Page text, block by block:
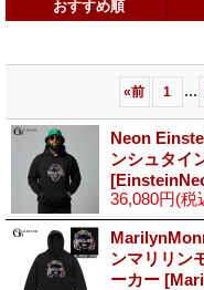
おすすめ順
«前 1 ...
Neon
ンシュタイ
36,080円(税
ンマリリン
ーカー